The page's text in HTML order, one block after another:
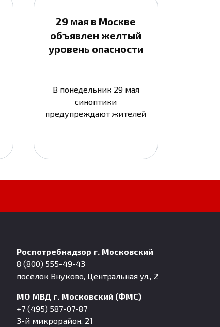
29 мая в Москве
объявлен желтый
уровень опасности
В понедельник 29 мая
синоптики
предупреждают жителей
Роспотребнадзор г. Московский
8 (800) 555-49-43
посёлок Внуково, Центральная ул., 2
МО МВД г. Московский (ФМС)
+7 (495) 587-07-87
3-й микрорайон, 21